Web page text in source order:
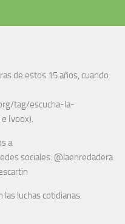
de estos 15 años, cuando
tag/escucha-la-
Ivoox).
a
sociales: @laenredadera
luchas cotidianas.